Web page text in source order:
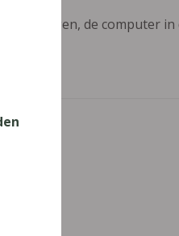
de computer in